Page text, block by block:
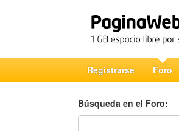
Registrarse Foro
Búsqueda en el Foro:
Búsqueda en el Foro